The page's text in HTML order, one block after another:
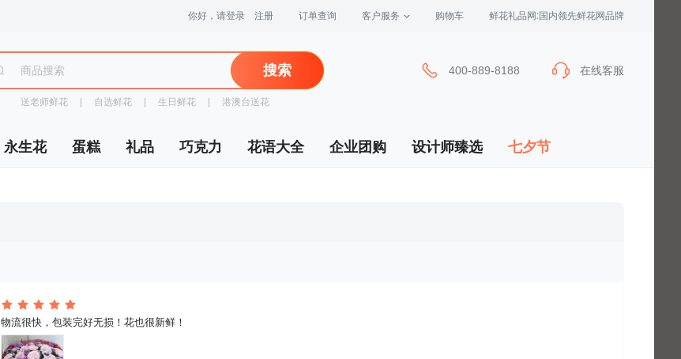
你好，请登录 注册 订单查询 客户服务 购物车 鲜花礼品网:国内领先鲜花网品牌
搜索
送老师鲜花 自选鲜花 生日鲜花 港澳台送花
400-889-8188 在线客服
永生花 蛋糕 礼品 巧克力 花语大全 企业团购 设计师臻选 七夕节
物流很快，包装完好无损！花也很新鲜！